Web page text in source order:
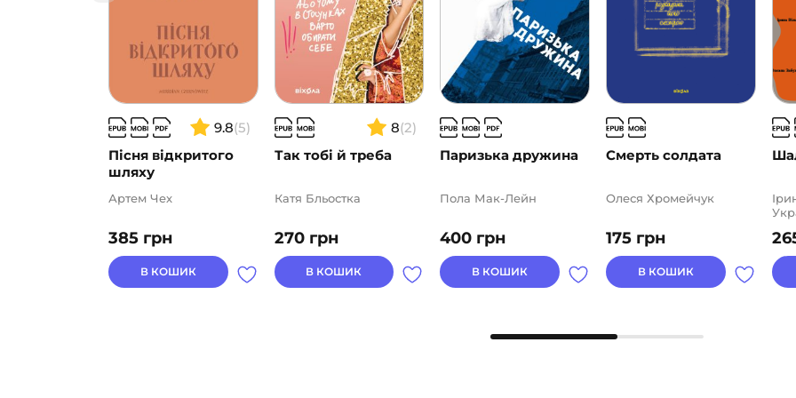
9.8(5)
Пісня відкритого
шляху
385 грн
Артем Чех
В КОШИК
8(2)
Так тобі й треба
270 грн
Катя Бльостка
В КОШИК
Паризька дружина
400 грн
Пола Мак-Лейн
В КОШИК
Смерть солдата
175 грн
Олеся Хромейчук
В КОШИК